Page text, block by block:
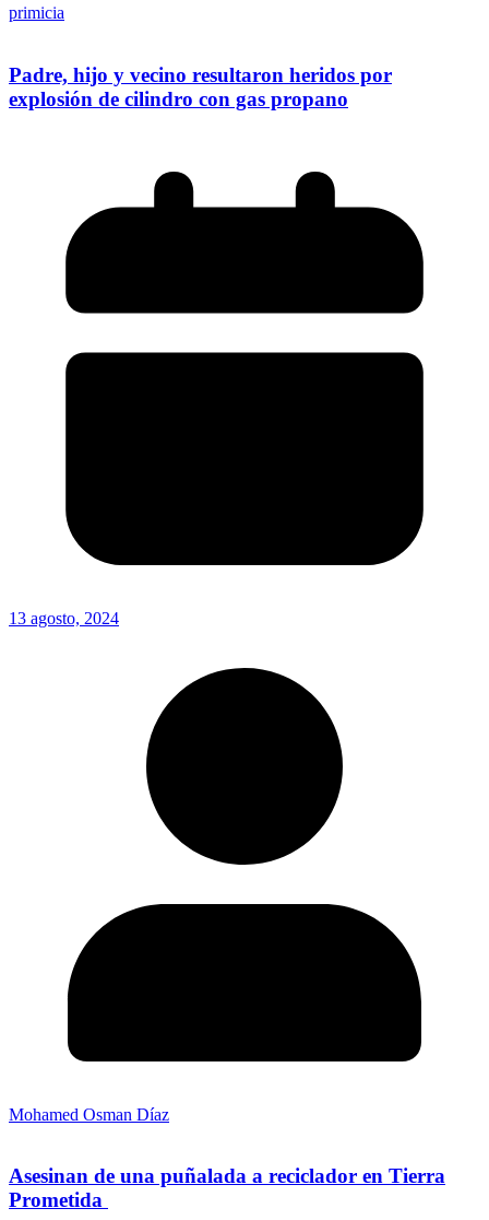
primicia
Padre, hijo y vecino resultaron heridos por
explosión de cilindro con gas propano
13 agosto, 2024
Mohamed Osman Díaz
Asesinan de una puñalada a reciclador en Tierra
Prometida